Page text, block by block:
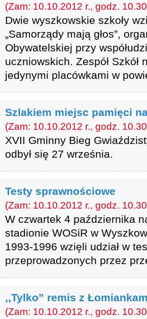
(Zam: 10.10.2012 r., godz.
Dwie wyszkowskie szkoły
„Samorządy mają głos”,
Obywatelskiej przy
uczniowskich. Zespół
jedynymi placówkami w
Szlakiem miejsc pamięci
(Zam: 10.10.2012 r., godz.
XVII Gminny Bieg
odbył się 27 września.
Testy sprawnościowe
(Zam: 10.10.2012 r., godz.
W czwartek 4 października
stadionie WOSiR w
1993-1996 wzięli udział w
przeprowadzonych przez
,,Tylko” remis z
(Zam: 10.10.2012 r., godz.